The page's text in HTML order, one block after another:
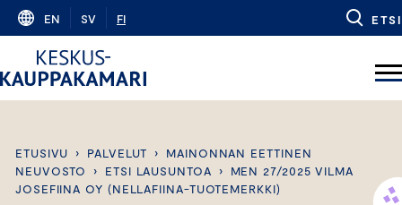
Skip
content
EN SV FI ETSI
ETUSIVU › PALVELUT ›
MAINONNAN EETTINEN
NEUVOSTO
› ETSI LAUSUNTOA ›
MEN 27/2025 VILMA
JOSEFIINA OY (NELLAFIINA-TUOTEMERKKI)